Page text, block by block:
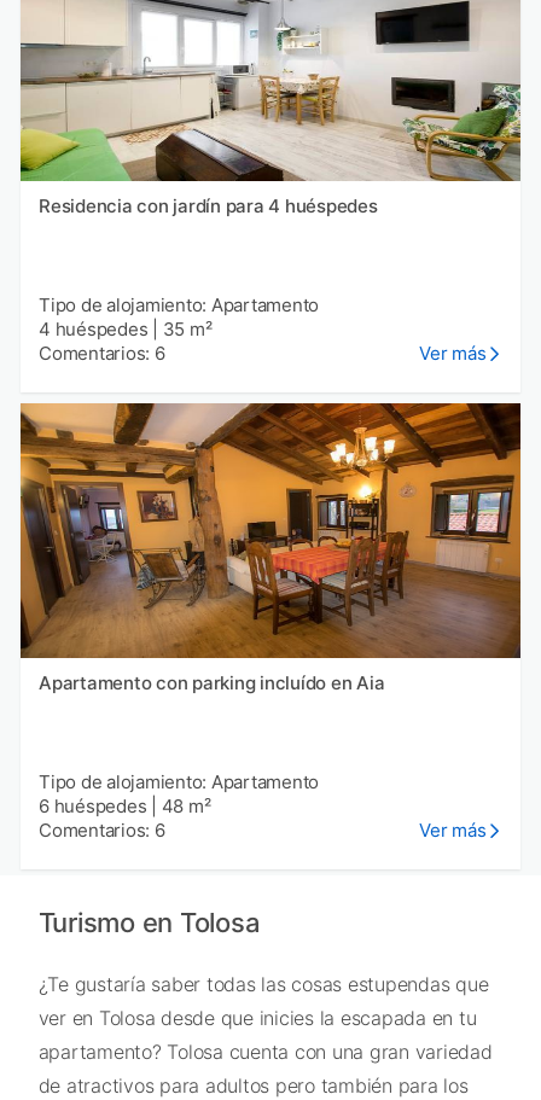
Residencia con jardín para 4 huéspedes
Tipo de alojamiento: Apartamento
4 huéspedes
35 m²
Comentarios: 6
Ver más
Apartamento con parking incluído en Aia
Tipo de alojamiento: Apartamento
6 huéspedes
48 m²
Comentarios: 6
Ver más
Turismo en Tolosa
¿Te gustaría saber todas las cosas estupendas que
ver en Tolosa desde que inicies la escapada en tu
apartamento? Tolosa cuenta con una gran variedad
de atractivos para adultos pero también para los